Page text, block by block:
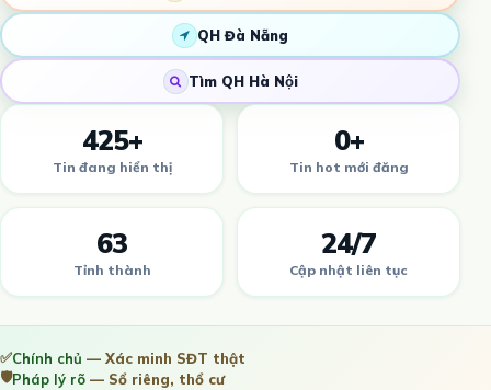
QH Đà Nẵng
Tìm QH Hà Nội
425+
Tin đang hiển thị
0+
Tin hot mới đăng
63
Tỉnh thành
24/7
Cập nhật liên tục
✅Chính chủ — Xác minh SĐT thật
🛡️Pháp lý rõ — Sổ riêng, thổ cư